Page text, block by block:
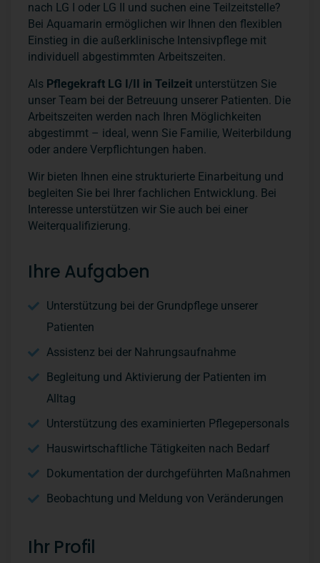
nach LG I oder LG II und suchen eine Teilzeitstelle?
Bei Aquamarin ermöglichen wir Ihnen den flexiblen
Einstieg in die außerklinische Intensivpflege mit
individuell abgestimmten Arbeitszeiten.
Als Pflegekraft LG I/II in Teilzeit unterstützen Sie
unser Team bei der Betreuung unserer Patienten. Die
Arbeitszeiten werden nach Ihren Möglichkeiten
abgestimmt – ideal, wenn Sie Familie, Weiterbildung
oder andere Verpflichtungen haben.
Wir bieten Ihnen eine strukturierte Einarbeitung und
begleiten Sie bei Ihrer fachlichen Entwicklung. Bei
Interesse unterstützen wir Sie auch bei einer
Weiterqualifizierung.
Ihre Aufgaben
Unterstützung bei der Grundpflege unserer
Patienten
Assistenz bei der Nahrungsaufnahme
Begleitung und Aktivierung der Patienten im
Alltag
Unterstützung des examinierten Pflegepersonals
Hauswirtschaftliche Tätigkeiten nach Bedarf
Dokumentation der durchgeführten Maßnahmen
Beobachtung und Meldung von Veränderungen
Ihr Profil